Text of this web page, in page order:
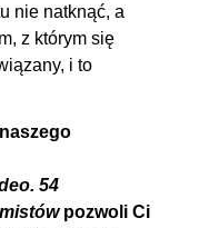
00:05:54
nie natknąć, a
z którym się
i to
54
pozwoli Ci